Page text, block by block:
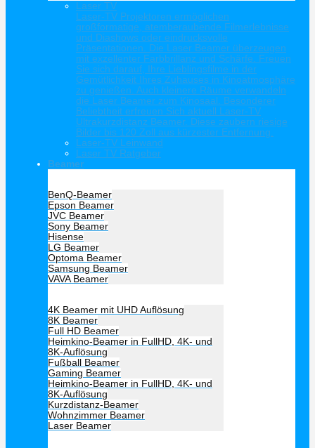
Laser TV
Laser-TV Projektoren ermöglichen
großformatige, atemberaubende Filmerlebnisse
und Diashows oder eindrucksvolle
Präsentationen. Die Laser Beamer überzeugen
mit exzellenter Farbbrillanz und Schärfe. Freuen
Sie sich darauf, Ihre Lieblingsfilme in der
Gemütlichkeit Ihres Zuhauses in Kinoatmosphäre
zu genießen. Auch kleinere Räume verwandeln
die Laser Beamer zum Kinosaal. Besonderer
Beliebtheit erfreuen Sich aktuell Laser-TV
Ultrakurzdistanz Beamer. Diese zaubern riesige
Bilder bis 120 Zoll aus kürzester Entfernung.
Laser-TV Leinwand
Laser TV Ratgeber
Beamer
BenQ-Beamer
Epson Beamer
JVC Beamer
Sony Beamer
Hisense
LG Beamer
Optoma Beamer
Samsung Beamer
VAVA Beamer
4K Beamer mit UHD Auflösung
8K Beamer
Full HD Beamer
Heimkino-Beamer in FullHD, 4K- und
8K-Auflösung
Fußball Beamer
Gaming Beamer
Heimkino-Beamer in FullHD, 4K- und
8K-Auflösung
Kurzdistanz-Beamer
Wohnzimmer Beamer
Laser Beamer